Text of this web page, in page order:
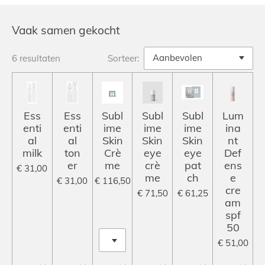
Vaak samen gekocht
6 resultaten Sorteer:
Ess
enti
al
milk
€ 31,00
Ess
enti
al
ton
er
€ 31,00
Subl
ime
Skin
Crè
me
€ 116,50
Subl
ime
Skin
eye
crè
me
€ 71,50
Subl
ime
Skin
eye
pat
ch
€ 61,25
Lum
ina
nt
Def
ens
e
cre
am
spf
50
€ 51,00